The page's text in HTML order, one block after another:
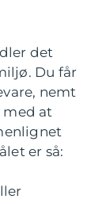
det
Du får
nemt
at
er så: